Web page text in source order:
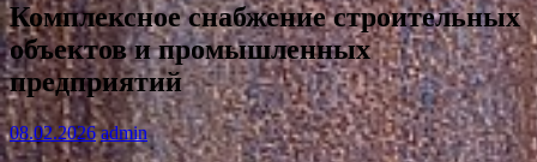
Комплексное снабжение строительных
объектов и промышленных
предприятий
08.02.2026 admin